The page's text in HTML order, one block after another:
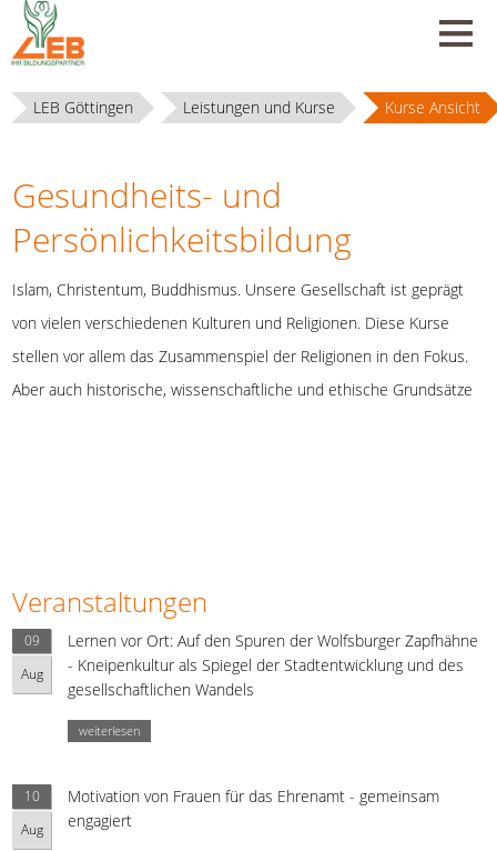
LEB Göttingen Leistungen und Kurse Kurse Ansicht
Gesundheits- und
Persönlichkeitsbildung
Islam, Christentum, Buddhismus. Unsere Gesellschaft ist geprägt
von vielen verschiedenen Kulturen und Religionen. Diese Kurse
stellen vor allem das Zusammenspiel der Religionen in den Fokus.
Aber auch historische, wissenschaftliche und ethische Grundsätze
Veranstaltungen
09
Aug
Lernen vor Ort: Auf den Spuren der Wolfsburger Zapfhähne
- Kneipenkultur als Spiegel der Stadtentwicklung und des
gesellschaftlichen Wandels
weiterlesen
10
Aug
Motivation von Frauen für das Ehrenamt - gemeinsam
engagiert